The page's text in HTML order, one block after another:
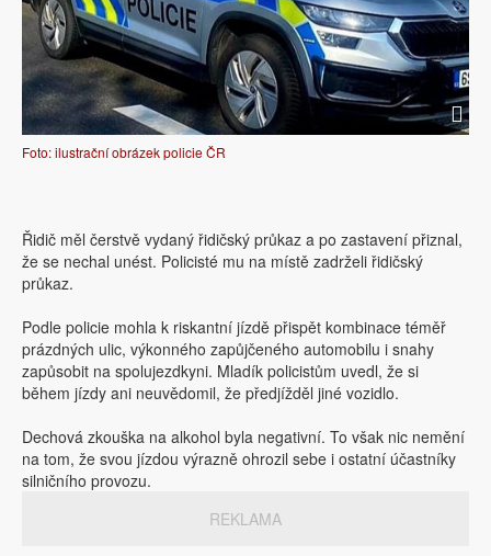
Foto: ilustrační obrázek policie ČR
Řidič měl čerstvě vydaný řidičský průkaz a po zastavení přiznal,
že se nechal unést. Policisté mu na místě zadrželi řidičský
průkaz.
Podle policie mohla k riskantní jízdě přispět kombinace téměř
prázdných ulic, výkonného zapůjčeného automobilu i snahy
zapůsobit na spolujezdkyni. Mladík policistům uvedl, že si
během jízdy ani neuvědomil, že předjížděl jiné vozidlo.
Dechová zkouška na alkohol byla negativní. To však nic nemění
na tom, že svou jízdou výrazně ohrozil sebe i ostatní účastníky
silničního provozu.
REKLAMA